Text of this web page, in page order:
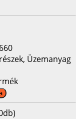
Üzemanyag